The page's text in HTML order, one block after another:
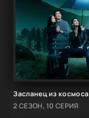
Засланец из космоса
2 СЕЗОН, 10 СЕРИЯ